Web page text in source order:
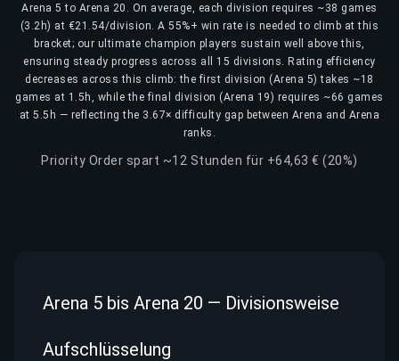
Arena 5 to Arena 20. On average, each division requires ~38 games
(3.2h) at €21.54/division. A 55%+ win rate is needed to climb at this
bracket; our ultimate champion players sustain well above this,
ensuring steady progress across all 15 divisions. Rating efficiency
decreases across this climb: the first division (Arena 5) takes ~18
games at 1.5h, while the final division (Arena 19) requires ~66 games
at 5.5h — reflecting the 3.67× difficulty gap between Arena and Arena
ranks.
Priority Order spart ~12 Stunden für +64,63 € (20%)
Arena 5 bis Arena 20 — Divisionsweise
Aufschlüsselung